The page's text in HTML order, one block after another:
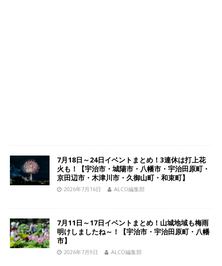
7月18日～24日イベントまとめ！3連休は打上花
火も！【宇治市・城陽市・八幡市・宇治田原町・
京田辺市・木津川市・久御山町・和束町】
2026年7月16日 ALCO編集部
7月11日～17日イベントまとめ！山城地域も梅雨
明けしましたね～！【宇治市・宇治田原町・八幡
市】
2026年7月9日 ALCO編集部